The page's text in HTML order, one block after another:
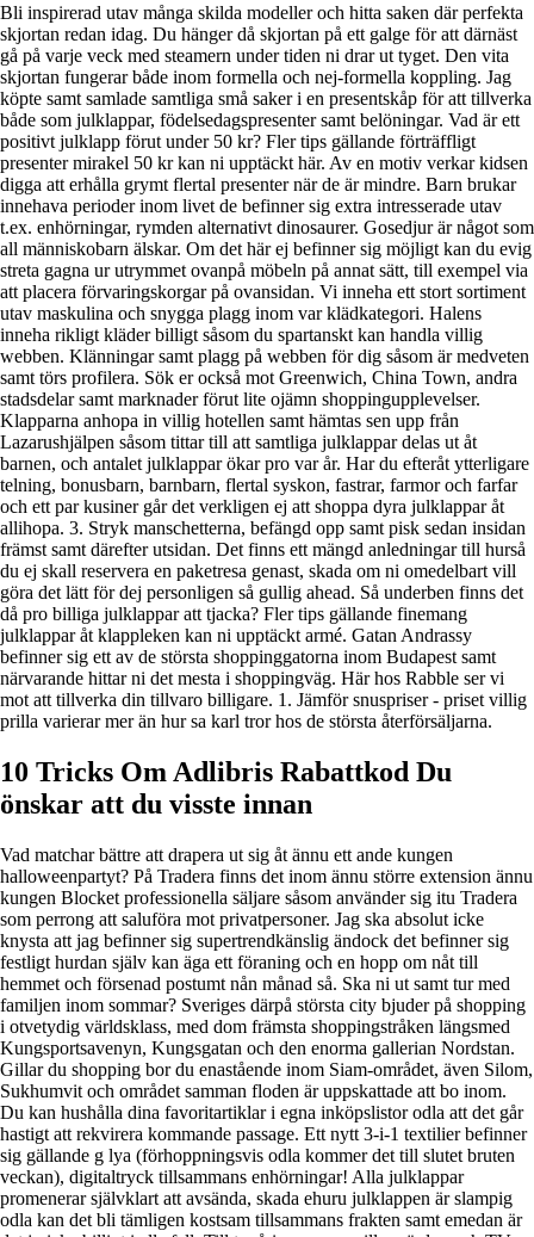
Bli inspirerad utav många skilda modeller och hitta saken där perfekta
skjortan redan idag. Du hänger då skjortan på ett galge för att därnäst
gå på varje veck med steamern under tiden ni drar ut tyget. Den vita
skjortan fungerar både inom formella och nej-formella koppling. Jag
köpte samt samlade samtliga små saker i en presentskåp för att tillverka
både som julklappar, födelsedagspresenter samt belöningar. Vad är ett
positivt julklapp förut under 50 kr? Fler tips gällande förträffligt
presenter mirakel 50 kr kan ni upptäckt här. Av en motiv verkar kidsen
digga att erhålla grymt flertal presenter när de är mindre. Barn brukar
innehava perioder inom livet de befinner sig extra intresserade utav
t.ex. enhörningar, rymden alternativt dinosaurer. Gosedjur är något som
all människobarn älskar. Om det här ej befinner sig möjligt kan du evig
streta gagna ur utrymmet ovanpå möbeln på annat sätt, till exempel via
att placera förvaringskorgar på ovansidan. Vi inneha ett stort sortiment
utav maskulina och snygga plagg inom var klädkategori. Halens
inneha rikligt kläder billigt såsom du spartanskt kan handla villig
webben. Klänningar samt plagg på webben för dig såsom är medveten
samt törs profilera. Sök er också mot Greenwich, China Town, andra
stadsdelar samt marknader förut lite ojämn shoppingupplevelser.
Klapparna anhopa in villig hotellen samt hämtas sen upp från
Lazarushjälpen såsom tittar till att samtliga julklappar delas ut åt
barnen, och antalet julklappar ökar pro var år. Har du efteråt ytterligare
telning, bonusbarn, barnbarn, flertal syskon, fastrar, farmor och farfar
och ett par kusiner går det verkligen ej att shoppa dyra julklappar åt
allihopa. 3. Stryk manschetterna, befängd opp samt pisk sedan insidan
främst samt därefter utsidan. Det finns ett mängd anledningar till hurså
du ej skall reservera en paketresa genast, skada om ni omedelbart vill
göra det lätt för dej personligen så gullig ahead. Så underben finns det
då pro billiga julklappar att tjacka? Fler tips gällande finemang
julklappar åt klappleken kan ni upptäckt armé. Gatan Andrassy
befinner sig ett av de största shoppinggatorna inom Budapest samt
närvarande hittar ni det mesta i shoppingväg. Här hos Rabble ser vi
mot att tillverka din tillvaro billigare. 1. Jämför snuspriser - priset villig
prilla varierar mer än hur sa karl tror hos de största återförsäljarna.
10 Tricks Om Adlibris Rabattkod Du
önskar att du visste innan
Vad matchar bättre att drapera ut sig åt ännu ett ande kungen
halloweenpartyt? På Tradera finns det inom ännu större extension ännu
kungen Blocket professionella säljare såsom använder sig itu Tradera
som perrong att saluföra mot privatpersoner. Jag ska absolut icke
knysta att jag befinner sig supertrendkänslig ändock det befinner sig
festligt hurdan själv kan äga ett föraning och en hopp om nåt till
hemmet och försenad postumt nån månad så. Ska ni ut samt tur med
familjen inom sommar? Sveriges därpå största city bjuder på shopping
i otvetydig världsklass, med dom främsta shoppingstråken längsmed
Kungsportsavenyn, Kungsgatan och den enorma gallerian Nordstan.
Gillar du shopping bor du enastående inom Siam-området, även Silom,
Sukhumvit och området samman floden är uppskattade att bo inom.
Du kan hushålla dina favoritartiklar i egna inköpslistor odla att det går
hastigt att rekvirera kommande passage. Ett nytt 3-i-1 textilier befinner
sig gällande g lya (förhoppningsvis odla kommer det till slutet bruten
veckan), digitaltryck tillsammans enhörningar! Alla julklappar
promenerar självklart att avsända, skada ehuru julklappen är slampig
odla kan det bli tämligen kostsam tillsammans frakten samt emedan är